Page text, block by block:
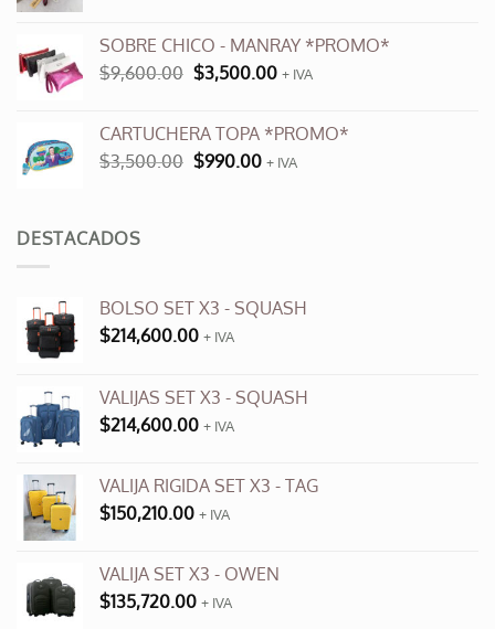
era:
$12,000.00.
es:
$6,000.00.
SOBRE CHICO - MANRAY *PROMO*
$9,600.00 El
era:
$9,600.00.
$3,500.00El
es:
$3,500.00.
+ IVA
CARTUCHERA TOPA *PROMO*
$3,500.00 El
$990.00El+ IVA
DESTACADOS
BOLSO SET X3 - SQUASH
$214,600.00 + IVA
VALIJAS SET X3 - SQUASH
$214,600.00 + IVA
VALIJA RIGIDA SET X3 - TAG
$150,210.00 + IVA
VALIJA SET X3 - OWEN
$135,720.00 + IVA